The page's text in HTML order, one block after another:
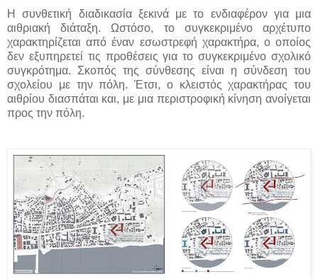
Η συνθετική διαδικασία ξεκινά με το ενδιαφέρον για μια
αιθριακή διάταξη. Ωστόσο, το συγκεκριμένο αρχέτυπο
χαρακτηρίζεται από έναν εσωστρεφή χαρακτήρα, ο οποίος
δεν εξυπηρετεί τις προθέσεις για το συγκεκριμένο σχολικό
συγκρότημα. Σκοπός της σύνθεσης είναι η σύνδεση του
σχολείου με την πόλη. Έτσι, ο κλειστός χαρακτήρας του
αιθρίου διασπάται και, με μια περιστροφική κίνηση ανοίγεται
προς την πόλη.